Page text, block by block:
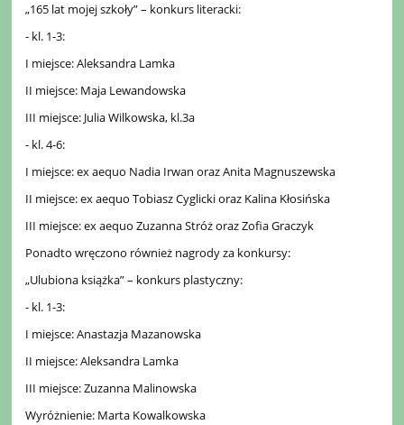
„165 lat mojej szkoły” – konkurs literacki:
- kl. 1-3:
I miejsce: Aleksandra Lamka
II miejsce: Maja Lewandowska
III miejsce: Julia Wilkowska, kl.3a
- kl. 4-6:
I miejsce: ex aequo Nadia Irwan oraz Anita Magnuszewska
II miejsce: ex aequo Tobiasz Cyglicki oraz Kalina Kłosińska
III miejsce: ex aequo Zuzanna Stróż oraz Zofia Graczyk
Ponadto wręczono również nagrody za konkursy:
„Ulubiona książka” – konkurs plastyczny:
- kl. 1-3:
I miejsce: Anastazja Mazanowska
II miejsce: Aleksandra Lamka
III miejsce: Zuzanna Malinowska
Wyróżnienie: Marta Kowalkowska